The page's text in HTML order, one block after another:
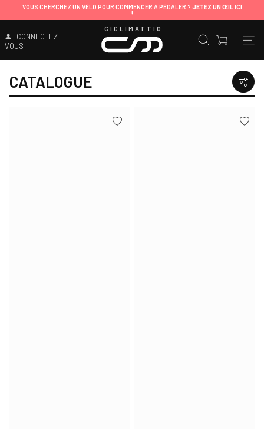
VOUS CHERCHEZ UN VÉLO POUR COMMENCER À PÉDALER ? JETEZ UN ŒIL ICI
!
CONNECTEZ-
VOUS
CICLIMATTIO
CATALOGUE